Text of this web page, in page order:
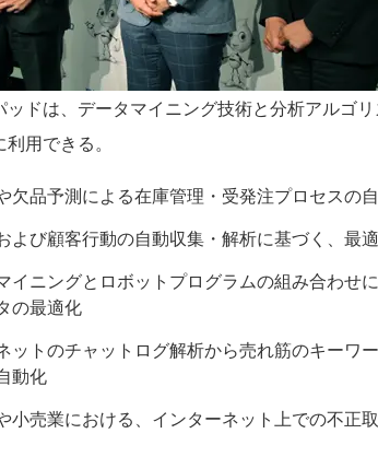
ドは、データマイニング技術と分析アルゴリ
用できる。
欠品予測による在庫管理・受発注プロセスの
よび顧客行動の自動収集・解析に基づく、最
イニングとロボットプログラムの組み合わせ
の最適化
ットのチャットログ解析から売れ筋のキーワ
動化
小売業における、インターネット上での不